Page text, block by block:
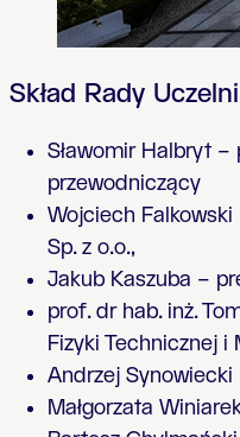
Skład Rady Uczelni
Sławomir Halbryt
przewodniczący
Wojciech
Sp. z o.o.,
Jakub Kaszuba –
prof. dr hab. inż.
Fizyki Technicznej
Andrzej
Małgorzata